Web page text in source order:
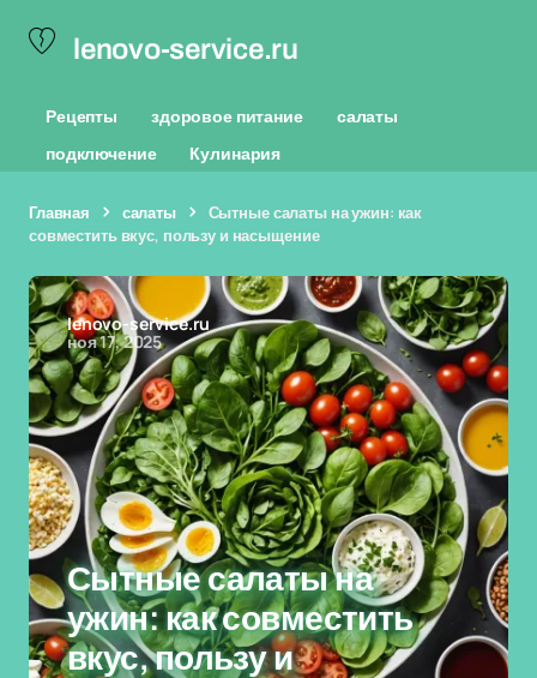
lenovo-service.ru
Рецепты здоровое питание
салаты
подключение
Кулинария
Главная салаты
Сытные салаты на ужин: как
совместить вкус, пользу и насыщение
lenovo-service.ru
ноя 17, 2025
Сытные салаты на
ужин: как совместить
вкус, пользу и